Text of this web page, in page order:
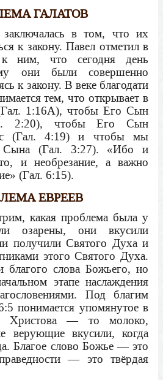
ГАЛАТОВ
заключалась в том, что их
к закону. Павел отметил в
ним, что сегодня день
они были совершенно
к закону. В веке благодати
тем, что открывает в
1:16А), чтобы Его Сын
2:20), чтобы Его Сын
(Гал. 4:19) и чтобы мы
Сына (Гал. 3:27). «Ибо и
и необрезание, а важно
(Гал. 6:15).
ЕВРЕЕВ
какая проблема была у
озарены, они вкусили
получили Святого Духа и
этого Святого Духа.
благого слова Божьего, но
этапе наслаждения
Под благим
понимается упомянутое в
Христова — то молоко,
верующие вкусили, когда
Благое слово Божье — это
— это твёрдая